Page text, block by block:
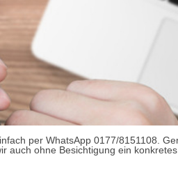
per WhatsApp 0177/8151108.
auch ohne Besichtigung ein